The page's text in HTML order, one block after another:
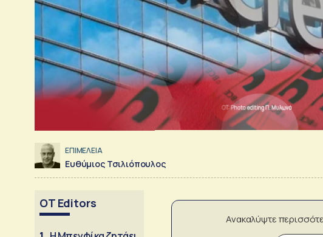
ΕΠΙΜΕΛΕΙΑ
Ευθύμιος Τσιλιόπουλος
OT Editors
Ανακαλύψτε